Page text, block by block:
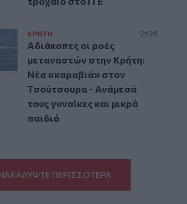
ΚΡΗΤΗ 21:26
Αδιάκοπες οι ροές
μεταναστών στην Κρήτη:
Νέα «καραβιά» στον
Τσούτσουρα - Ανάμεσά
τους γυναίκες και μικρά
παιδιά
ΠΕΡΙΣΣΟΤΕΡΑ